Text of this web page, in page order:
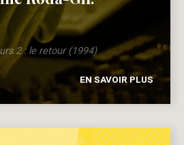
2 : le retour (1994)
EN SAVOIR PLUS